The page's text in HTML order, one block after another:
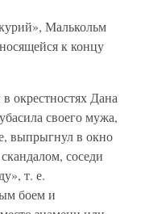
Малькольм
к концу
окрестностях Дана
своего мужа,
выпрыгнул в окно
соседи
т. е.
боем и